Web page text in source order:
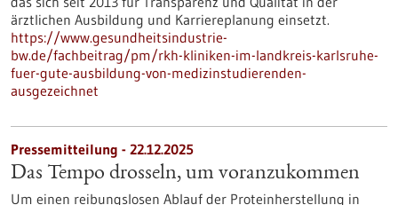
ärztlichen Ausbildung und Karriereplanung einsetzt.
https://www.gesundheitsindustrie-
bw.de/fachbeitrag/pm/rkh-kliniken-im-landkreis-karlsruhe-
fuer-gute-ausbildung-von-medizinstudierenden-
ausgezeichnet
Pressemitteilung - 22.12.2025
Das Tempo drosseln, um voranzukommen
Um einen reibungslosen Ablauf der Proteinherstellung in